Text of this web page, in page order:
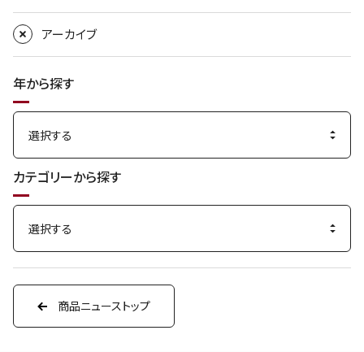
アーカイブ
年から探す
カテゴリーから探す
商品ニューストップ